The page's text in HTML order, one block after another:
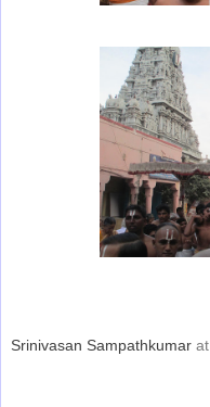
Srinivasan Sampathkumar at